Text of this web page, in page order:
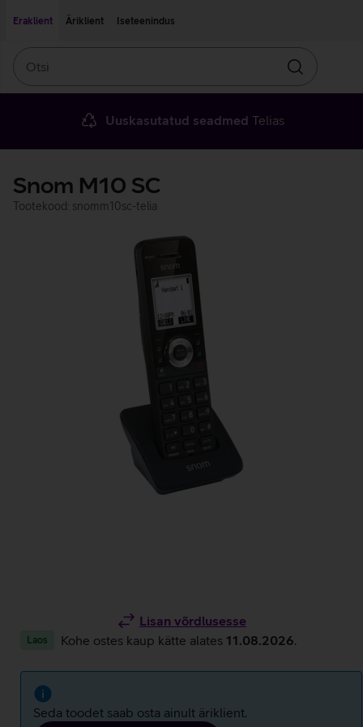
Eraklient
Äriklient Iseteenindus
Otsin
Uuskasutatud seadmed Telias
Snom M10 SC
Tootekood: snomm10sc-telia
Lisan võrdlusesse
Laos Kohe ostes kaup kätte alates 11.08.2026
Seda toodet saab osta ainult äriklient.